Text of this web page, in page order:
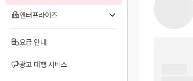
엔터프라이즈
요금 안내
광고 대행 서비스